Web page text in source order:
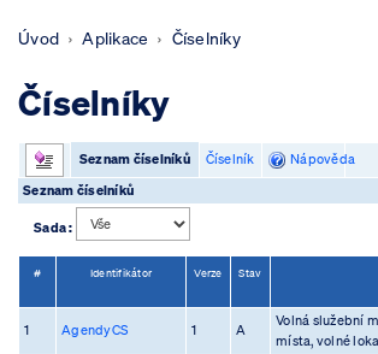
Úvod Aplikace Číselníky
Číselníky
Seznam číselníků Číselník
Nápověda
Seznam číselníků
Sada :
# Identifikátor Verze Stav
1 AgendyCS 1 A
Volná služební
místa, volné